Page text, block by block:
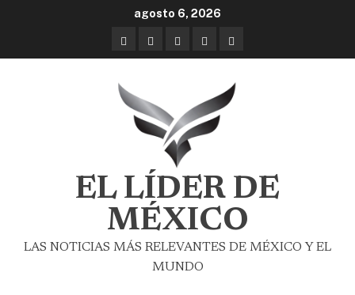
agosto 6, 2026
EL LÍDER DE
MÉXICO
LAS NOTICIAS MÁS RELEVANTES DE MÉXICO Y EL
MUNDO